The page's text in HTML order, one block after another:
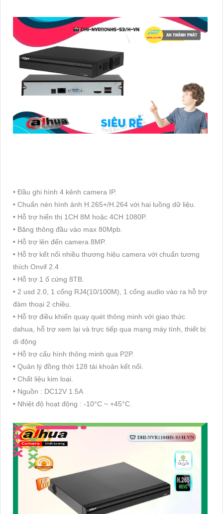
• Đầu ghi hình 4 kênh camera IP.
• Chuẩn nén hình ảnh H.265+/H.264 với hai luồng dữ liệu.
• Hỗ trợ hiển thị 1CH 8M hoặc 4CH 1080P.
• Băng thông đầu vào max 80Mpb.
• Hỗ trợ lên đến camera 8MP.
• Hỗ trợ kết nối nhiều thương hiệu camera với chuẩn tương
thích Onvif 2.4
• Hỗ trợ 1 ổ cứng 8TB.
• 2 usd 2.0, 1 cổng RJ4(10/100M), 1 cổng audio vào ra hỗ trợ
đàm thoại 2 chiều.
• Hỗ trợ điều khiển quay quét thông minh với giao thức
dahua, hỗ trợ xem lại và trực tiếp qua mạng máy tính, thiết bị
di động
• Hỗ trợ cấu hình thông minh qua P2P.
• Quản lý đồng thời 128 tài khoản kết nối.
• Chất liệu kim loại.
• Nguồn : DC12V 1.5A
• Nhiệt độ hoạt động : -10°C ~ +45°C.